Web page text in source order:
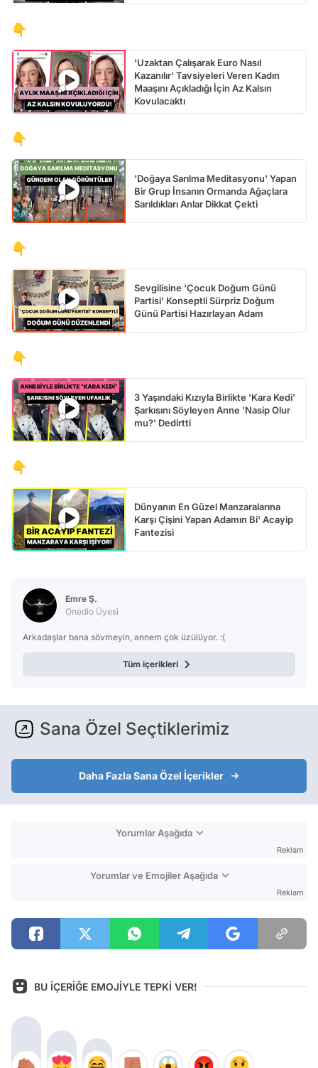
👇
'Uzaktan Çalışarak Euro Nasıl
Kazanılır' Tavsiyeleri Veren Kadın
Maaşını Açıkladığı İçin Az Kalsın
Kovulacaktı
👇
'Doğaya Sarılma Meditasyonu' Yapan
Bir Grup İnsanın Ormanda Ağaçlara
Sarıldıkları Anlar Dikkat Çekti
👇
Sevgilisine 'Çocuk Doğum Günü
Partisi' Konseptli Sürpriz Doğum
Günü Partisi Hazırlayan Adam
👇
3 Yaşındaki Kızıyla Birlikte 'Kara Kedi'
Şarkısını Söyleyen Anne 'Nasip Olur
mu?' Dedirtti
👇
Dünyanın En Güzel Manzaralarına
Karşı Çişini Yapan Adamın Bi' Acayip
Fantezisi
Emre Ş.
Onedio Üyesi
Arkadaşlar bana sövmeyin, annem çok üzülüyor. :(
Tüm içerikleri
Sana Özel Seçtiklerimiz
Daha Fazla Sana Özel İçerikler
Yorumlar Aşağıda
Reklam
Yorumlar ve Emojiler Aşağıda
Reklam
BU İÇERİĞE EMOJİYLE TEPKİ VER!